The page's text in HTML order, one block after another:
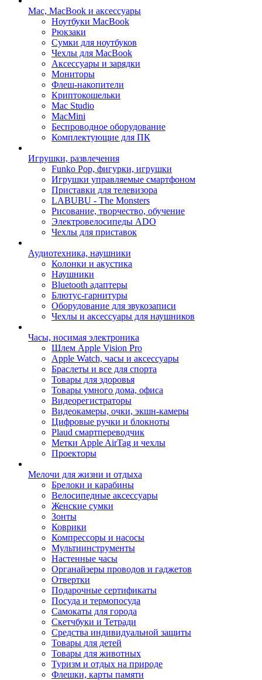
Mac, MacBook и аксессуары
Ноутбуки MacBook
Рюкзаки
Сумки для ноутбуков
Чехлы для MacBook
Аксессуары и зарядки
Мониторы
Флеш-накопители
Криптокошельки
Mac Studio
MacMini
Беспроводное оборудование
Комплектующие для ПК
Игрушки, развлечения
Funko Pop, фигурки, игрушки
Игрушки управляемые смартфоном
Приставки для телевизора
LABUBU - The Monsters
Рисование, творчество, обучение
Электровелосипеды ADO
Чехлы для приставок
Аудиотехника, наушники
Колонки и акустика
Наушники
Bluetooth адаптеры
Блютус-гарнитуры
Оборудование для звукозаписи
Чехлы и аксессуары для наушников
Часы, носимая электроника
Шлем Apple Vision Pro
Apple Watch, часы и аксессуары
Браслеты и все для спорта
Товары для здоровья
Товары умного дома, офиса
Видеорегистраторы
Видеокамеры, очки, экшн-камеры
Цифровые ручки и блокноты
Plaud смартпереводчик
Метки Apple AirTag и чехлы
Проекторы
Мелочи для жизни и отдыха
Брелоки и карабины
Велосипедные аксессуары
Женские сумки
Зонты
Коврики
Компрессоры и насосы
Мультиинструменты
Настенные часы
Органайзеры проводов и гаджетов
Отвертки
Подарочные сертификаты
Посуда и термопосуда
Самокаты для города
Скетчбуки и Тетради
Средства индивидуальной защиты
Товары для детей
Товары для животных
Туризм и отдых на природе
Флешки, карты памяти